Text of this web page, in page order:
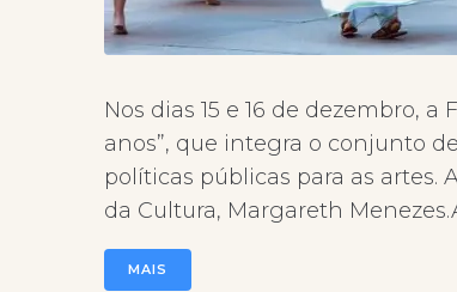
Nos dias 15 e 16 de dezembro,
anos”, que integra o conjunto
políticas públicas para as artes.
da Cultura, Margareth
MAIS